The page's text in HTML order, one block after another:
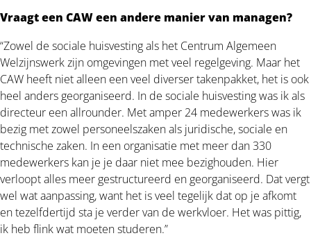
Vraagt een CAW een andere manier van managen?
“Zowel de sociale huisvesting als het Centrum Algemeen
Welzijnswerk zijn omgevingen met veel regelgeving. Maar het
CAW heeft niet alleen een veel diverser takenpakket, het is ook
heel anders georganiseerd. In de sociale huisvesting was ik als
directeur een allrounder. Met amper 24 medewerkers was ik
bezig met zowel personeelszaken als juridische, sociale en
technische zaken. In een organisatie met meer dan 330
medewerkers kan je je daar niet mee bezighouden. Hier
verloopt alles meer gestructureerd en georganiseerd. Dat vergt
wel wat aanpassing, want het is veel tegelijk dat op je afkomt
en tezelfdertijd sta je verder van de werkvloer. Het was pittig,
ik heb flink wat moeten studeren.”